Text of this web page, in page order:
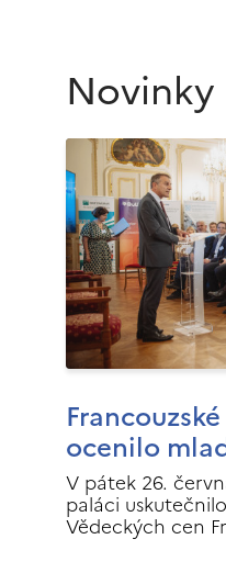
Novinky
ocenilo
V pátek 26.
paláci
Vědeckých cen